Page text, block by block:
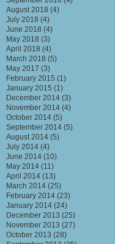
August 2018 (4)
July 2018 (4)
June 2018 (4)
May 2018 (3)
April 2018 (4)
March 2018 (5)
May 2017 (3)
February 2015 (1)
January 2015 (1)
December 2014 (3)
November 2014 (4)
October 2014 (5)
September 2014 (5)
August 2014 (5)
July 2014 (4)
June 2014 (10)
May 2014 (11)
April 2014 (13)
March 2014 (25)
February 2014 (23)
January 2014 (24)
December 2013 (25)
November 2013 (27)
October 2013 (28)